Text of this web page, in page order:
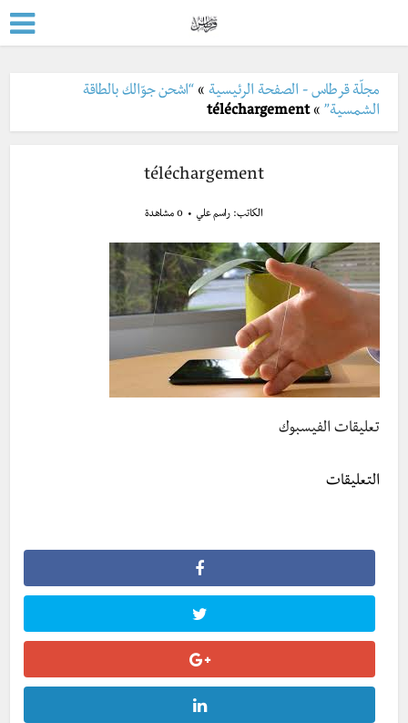
مجلّة قرطاس - الصفحة الرئيسية » “اشحن جوّالك بالطاقة
الشمسية” »
téléchargement
téléchargement
الكاتب: راسم علي 0 مشاهدة
تعليقات الفيسبوك
التعليقات